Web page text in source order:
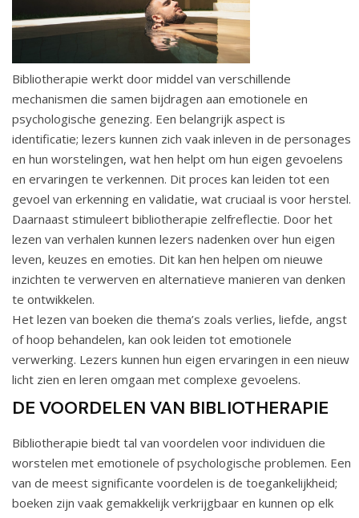
Bibliotherapie werkt door middel van verschillende
mechanismen die samen bijdragen aan emotionele en
psychologische genezing. Een belangrijk aspect is
identificatie; lezers kunnen zich vaak inleven in de personages
en hun worstelingen, wat hen helpt om hun eigen gevoelens
en ervaringen te verkennen. Dit proces kan leiden tot een
gevoel van erkenning en validatie, wat cruciaal is voor herstel.
Daarnaast stimuleert bibliotherapie zelfreflectie. Door het
lezen van verhalen kunnen lezers nadenken over hun eigen
leven, keuzes en emoties. Dit kan hen helpen om nieuwe
inzichten te verwerven en alternatieve manieren van denken
te ontwikkelen.
Het lezen van boeken die thema’s zoals verlies, liefde, angst
of hoop behandelen, kan ook leiden tot emotionele
verwerking. Lezers kunnen hun eigen ervaringen in een nieuw
licht zien en leren omgaan met complexe gevoelens.
DE VOORDELEN VAN BIBLIOTHERAPIE
Bibliotherapie biedt tal van voordelen voor individuen die
worstelen met emotionele of psychologische problemen. Een
van de meest significante voordelen is de toegankelijkheid;
boeken zijn vaak gemakkelijk verkrijgbaar en kunnen op elk